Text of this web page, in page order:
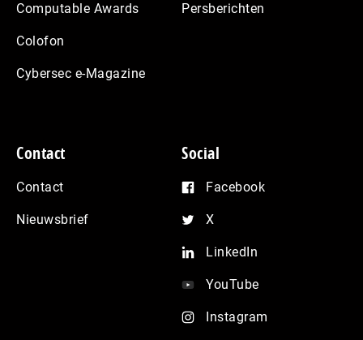
Computable Awards
Colofon
Cybersec e-Magazine
Persberichten
Contact
Contact
Nieuwsbrief
Social
Facebook
X
LinkedIn
YouTube
Instagram